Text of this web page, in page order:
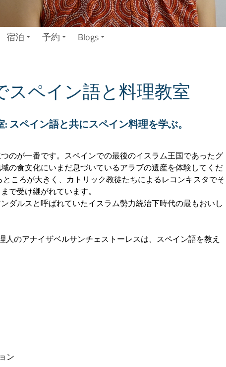
宿泊 予約 Blogs
ペイン語と料理教室
スペイン語と共にスペイン料理を学ぶ。
のが一番です。スペインでの最後のイスラム王国であったグ
の食文化にいまだ息づいているアラブの遺産を体験してくだ
ころが大きく、カトリック教徒たちによるレコンキスタでそ
で受け継がれています。
ダルスと呼ばれていたイスラム勢力統治下時代の最もおいし
人のアナイザベルサンチェストーレスは、スペイン語を教え
ン